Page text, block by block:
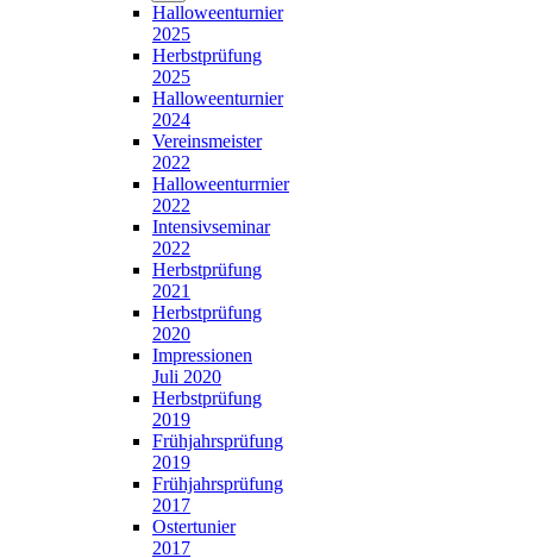
Halloweenturnier
2025
Herbstprüfung
2025
Halloweenturnier
2024
Vereinsmeister
2022
Halloweenturrnier
2022
Intensivseminar
2022
Herbstprüfung
2021
Herbstprüfung
2020
Impressionen
Juli 2020
Herbstprüfung
2019
Frühjahrsprüfung
2019
Frühjahrsprüfung
2017
Ostertunier
2017